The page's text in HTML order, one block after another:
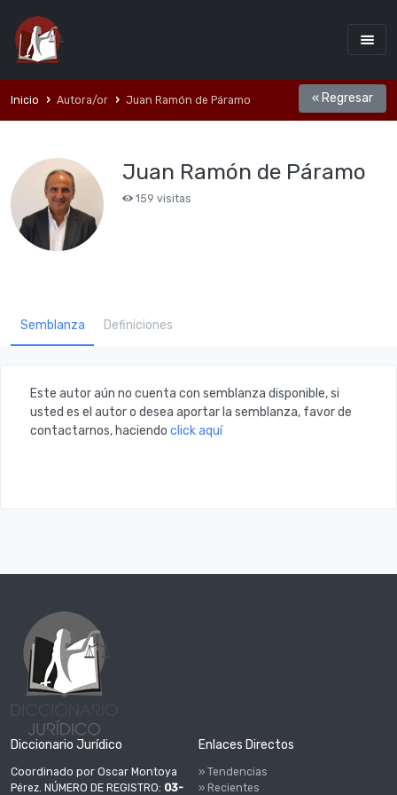
Inicio Autora/or Juan Ramón de Páramo « Regresar
Juan Ramón de Páramo
159 visitas
Semblanza Definiciones
Este autor aún no cuenta con semblanza disponible, si
usted es el autor o desea aportar la semblanza, favor de
contactarnos, haciendo click aquí
Diccionario Jurídico
Coordinado por Oscar Montoya
Pérez. NÚMERO DE REGISTRO: 03-
Enlaces Directos
» Tendencias
» Recientes